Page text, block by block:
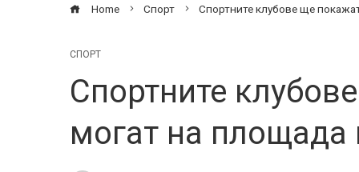
Home Спорт Спортните клубове ще
СПОРТ
Спортните
могат на площада